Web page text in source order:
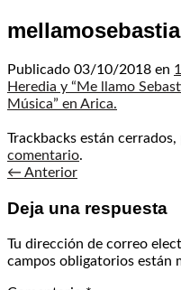
Publicado 03/10/2018 en
Heredia y “Me llamo
Música” en Arica.
Trackbacks están cerrados,
comentario.
← Anterior
Deja una respuesta
Tu dirección de correo
campos obligatorios están